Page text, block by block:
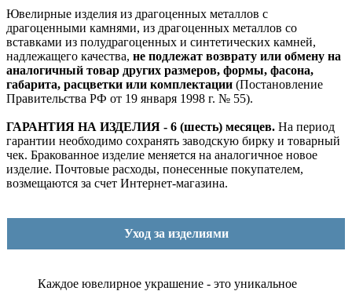
Ювелирные изделия из драгоценных металлов с
драгоценными камнями, из драгоценных металлов со
вставками из полудрагоценных и синтетических камней,
надлежащего качества, не подлежат возврату или обмену на
аналогичный товар других размеров, формы, фасона,
габарита, расцветки или комплектации (Постановление
Правительства РФ от 19 января 1998 г. № 55).
ГАРАНТИЯ НА ИЗДЕЛИЯ - 6 (шесть) месяцев. На период
гарантии необходимо сохранять заводскую бирку и товарный
чек. Бракованное изделие меняется на аналогичное новое
изделие. Почтовые расходы, понесенные покупателем,
возмещаются за счет Интернет-магазина.
Уход за изделиями
Каждое ювелирное украшение - это уникальное